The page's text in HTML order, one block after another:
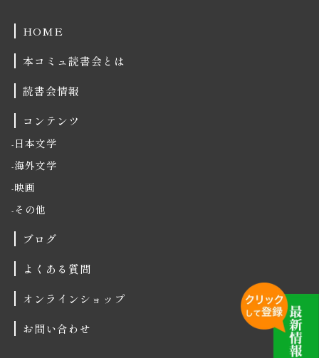
HOME
本コミュ読書会とは
読書会情報
コンテンツ
日本文学
海外文学
映画
その他
ブログ
よくある質問
オンラインショップ
お問い合わせ